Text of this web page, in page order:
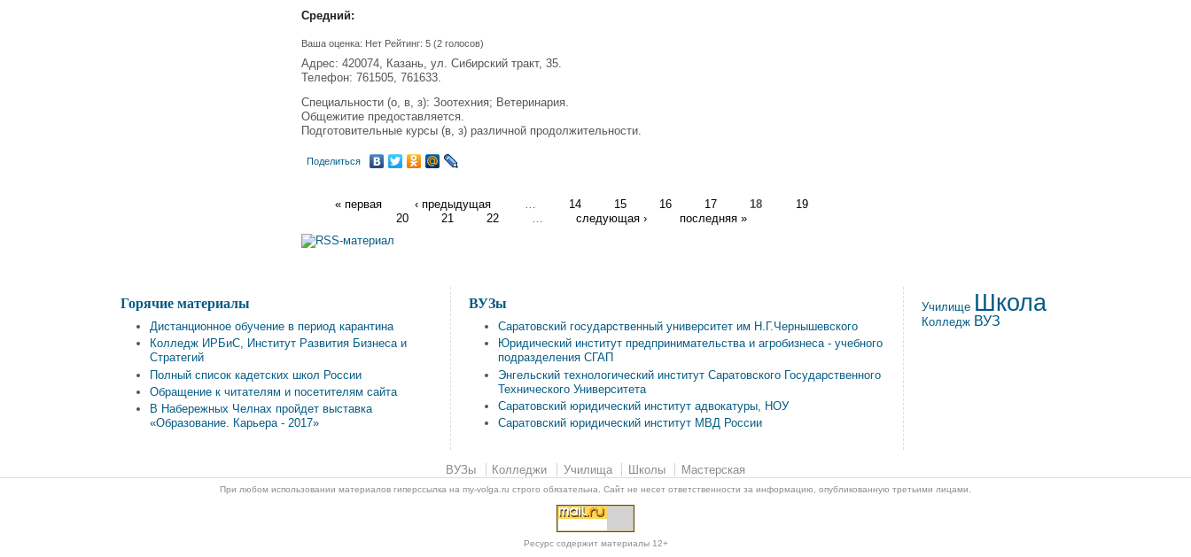
Средний:
Ваша оценка: Нет Рейтинг:5 (2 голосов)
Адрес: 420074, Казань, ул. Сибирский тракт, 35.
Телефон: 761505, 761633.
Специальности (о, в, з): Зоотехния; Ветеринария.
Общежитие предоставляется.
Подготовительные курсы (в, з) различной продолжительности.
Поделиться
« первая ‹ предыдущая 14 15 16 17 18
19
20
21 22 следующая › последняя »
Горячие материалы
Дистанционное обучение в период карантина
Колледж ИРБиС, Институт Развития Бизнеса и
Стратегий
Полный список кадетских школ России
Обращение к читателям и посетителям сайта
В Набережных Челнах пройдет выставка
«Образование. Карьера - 2017»
ВУЗы
Саратовский государственный университет им Н.Г.Чернышевского
Юридический институт предпринимательства и агробизнеса - учебного
подразделения СГАП
Энгельский технологический институт Саратовского Государственного
Технического Университета
Саратовский юридический институт адвокатуры, НОУ
Саратовский юридический институт МВД России
Училище Школа
Колледж ВУЗ
ВУЗы Колледжи Училища Школы Мастерская
При любом использовании материалов гиперссылка на my-volga.ru строго обязательна. Сайт не несет ответственности за информацию, опубликованную третьими лицами.
Ресурс содержит материалы 12+